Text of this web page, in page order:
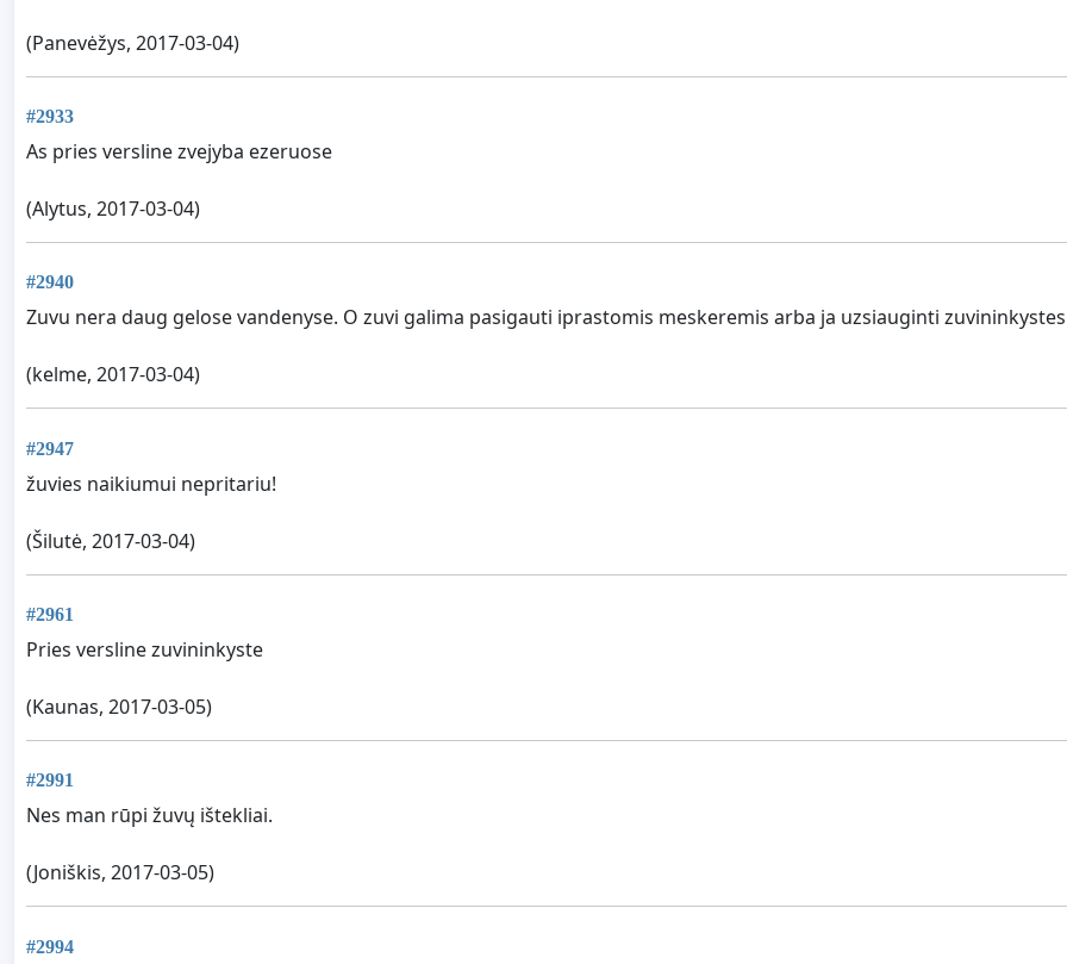
(Panevėžys, 2017-03-04)
#2933
As pries versline zvejyba ezeruose
(Alytus, 2017-03-04)
#2940
Zuvu nera daug gelose vandenyse. O zuvi galima pasigauti iprastomis meskeremis arba ja uzsiauginti
(kelme, 2017-03-04)
#2947
žuvies naikiumui nepritariu!
(Šilutė, 2017-03-04)
#2961
Pries versline zuvininkyste
(Kaunas, 2017-03-05)
#2991
Nes man rūpi žuvų ištekliai.
(Joniškis, 2017-03-05)
#2994